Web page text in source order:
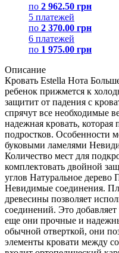
по 2 962.50 грн
5 платежей
по 2 370.00 грн
6 платежей
по 1 975.00 грн
Описание
Кровать Estella Нота
ребенок прижмется к
защитит от падения с
спрячут все необходимые
надежная кровать, которая
подростков. Особенности
буковыми ламелями
Количество мест для
комплектовать двойной
углов Натуральное дерево
Невидимые соединения.
древесины позволяет
соединений. Это
еще они прочные и
обычной отверткой, они
элементы кровати между